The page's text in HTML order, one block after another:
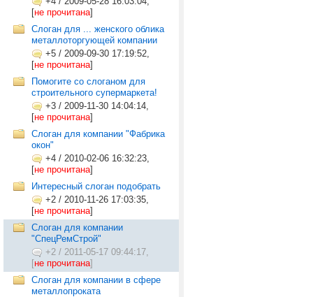
[не прочитана]
Слоган для ... женского облика
металлоторгующей компании
+5 / 2009-09-30 17:19:52,
[не прочитана]
Помогите со слоганом для
строительного супермаркета!
+3 / 2009-11-30 14:04:14,
[не прочитана]
Слоган для компании "Фабрика
окон"
+4 / 2010-02-06 16:32:23,
[не прочитана]
Интересный слоган подобрать
+2 / 2010-11-26 17:03:35,
[не прочитана]
Слоган для компании
"СпецРемСтрой"
+2 / 2011-05-17 09:44:17,
[не прочитана]
Слоган для компании в сфере
металлопроката